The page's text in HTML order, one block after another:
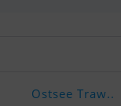
Ostsee Traw..